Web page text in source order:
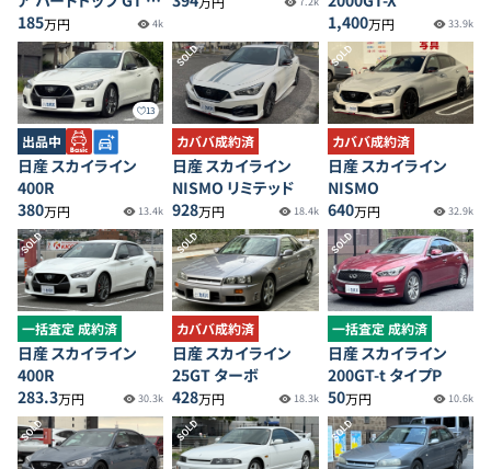
クセルツインカム24V
185万円 4k
1,400万円 33.9k
13
出品中
日産 スカイライン
400R
380万円 13.4k
SOLD
カババ成約済
日産 スカイライン
NISMO リミテッド
928万円 18.4k
SOLD
カババ成約済
日産 スカイライン
NISMO
640万円 32.9k
SOLD
一括査定 成約済
日産 スカイライン
400R
283.3万円 30.3k
SOLD
カババ成約済
日産 スカイライン
25GT ターボ
428万円 18.3k
SOLD
一括査定 成約済
日産 スカイライン
200GT-t タイプP
50万円 10.6k
SOLD SOLD SOLD